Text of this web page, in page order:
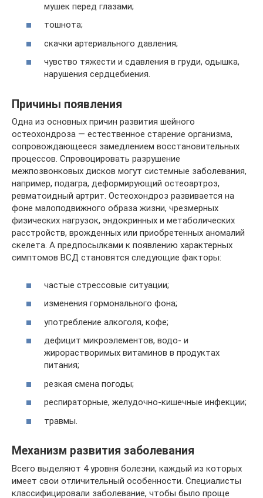
мушек перед глазами;
тошнота;
скачки артериального давления;
чувство тяжести и сдавления в груди, одышка,
нарушения сердцебиения.
Причины появления
Одна из основных причин развития шейного
остеохондроза — естественное старение организма,
сопровождающееся замедлением восстановительных
процессов. Спровоцировать разрушение
межпозвонковых дисков могут системные заболевания,
например, подагра, деформирующий остеоартроз,
ревматоидный артрит. Остеохондроз развивается на
фоне малоподвижного образа жизни, чрезмерных
физических нагрузок, эндокринных и метаболических
расстройств, врожденных или приобретенных аномалий
скелета. А предпосылками к появлению характерных
симптомов ВСД становятся следующие факторы:
частые стрессовые ситуации;
изменения гормонального фона;
употребление алкоголя, кофе;
дефицит микроэлементов, водо- и
жирорастворимых витаминов в продуктах
питания;
резкая смена погоды;
респираторные, желудочно-кишечные инфекции;
травмы.
Механизм развития заболевания
Всего выделяют 4 уровня болезни, каждый из которых
имеет свои отличительный особенности. Специалисты
классифицировали заболевание, чтобы было проще